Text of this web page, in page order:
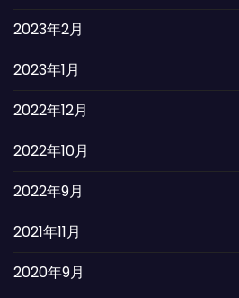
2023年2月
2023年1月
2022年12月
2022年10月
2022年9月
2021年11月
2020年9月